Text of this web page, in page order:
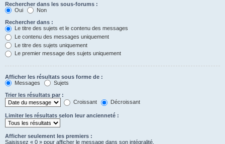
Rechercher dans les sous-forums :
Oui
Non
Rechercher dans :
Le titre des sujets et le contenu des messages
Le contenu des messages uniquement
Le titre des sujets uniquement
Le premier message des sujets uniquement
Afficher les résultats sous forme de :
Messages
Sujets
Trier les résultats par :
Croissant
Décroissant
Limiter les résultats selon leur ancienneté :
Afficher seulement les premiers :
Saisissez « 0 » pour afficher le message dans son intégralité.